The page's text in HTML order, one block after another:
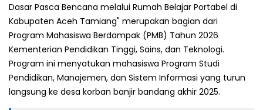
Dasar Pasca Bencana melalui Rumah Belajar Portabel di
Kabupaten Aceh Tamiang" merupakan bagian dari
Program Mahasiswa Berdampak (PMB) Tahun 2026
Kementerian Pendidikan Tinggi, Sains, dan Teknologi.
Program ini menyatukan mahasiswa Program Studi
Pendidikan, Manajemen, dan Sistem Informasi yang turun
langsung ke desa korban banjir bandang akhir 2025.